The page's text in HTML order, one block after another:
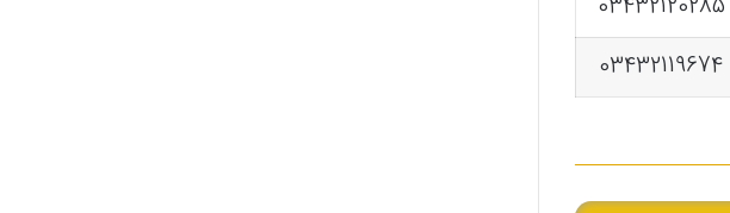
03432119674